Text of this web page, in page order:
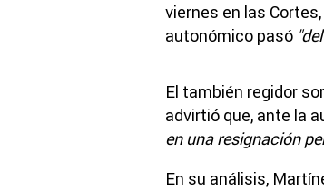
viernes en las
autonómico pasó
El también regidor
advirtió que, ante la
en una resignación
En su análisis,